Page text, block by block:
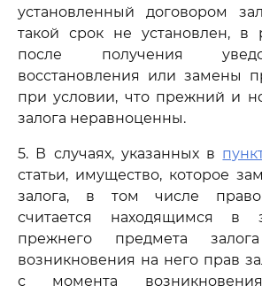
установленный договором
такой срок не установлен, в
после получения
восстановления или замены
при условии, что прежний и
залога неравноценны.
5. В случаях, указанных в
статьи, имущество, которое
залога, в том числе право
считается находящимся в
прежнего предмета
возникновения на него прав
с момента